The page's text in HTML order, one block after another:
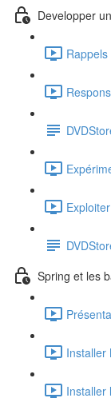
Developper
Spring et les
Installer
Installer